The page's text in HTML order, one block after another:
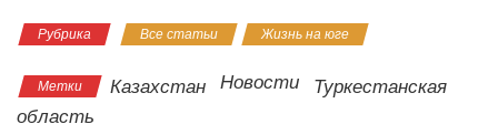
at
s
c
e
tt
er
n
o
e
gr
.R
u
а
Рубрика Все статьи Жизнь на юге
Метки Казахстан Новости
Туркестанская
область